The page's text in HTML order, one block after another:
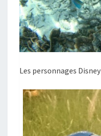
Les personnages